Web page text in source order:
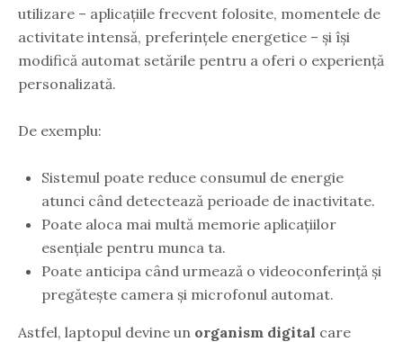
utilizare – aplicațiile frecvent folosite, momentele de
activitate intensă, preferințele energetice – și își
modifică automat setările pentru a oferi o experiență
personalizată.
De exemplu:
Sistemul poate reduce consumul de energie
atunci când detectează perioade de inactivitate.
Poate aloca mai multă memorie aplicațiilor
esențiale pentru munca ta.
Poate anticipa când urmează o videoconferință și
pregătește camera și microfonul automat.
Astfel, laptopul devine un organism digital care